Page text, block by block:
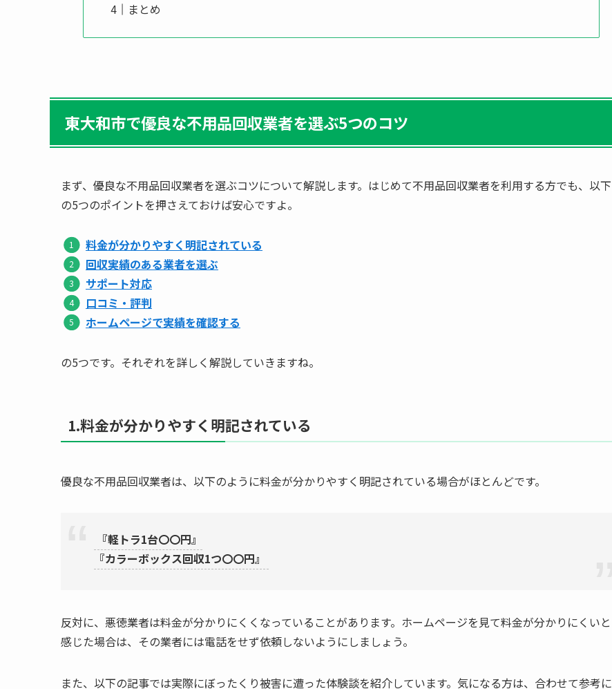
まとめ
東大和市で優良な不用品回収業者を選ぶ5つのコツ
まず、優良な不用品回収業者を選ぶコツについて解説します。はじめて不用品回収業者を利用する方でも、以下
の5つのポイントを押さえておけば安心ですよ。
料金が分かりやすく明記されている
回収実績のある業者を選ぶ
サポート対応
口コミ・評判
ホームページで実績を確認する
の5つです。それぞれを詳しく解説していきますね。
1.料金が分かりやすく明記されている
優良な不用品回収業者は、以下のように料金が分かりやすく明記されている場合がほとんどです。
『軽トラ1台〇〇円』
『カラーボックス回収1つ〇〇円』
反対に、悪徳業者は料金が分かりにくくなっていることがあります。ホームページを見て料金が分かりにくいと
感じた場合は、その業者には電話をせず依頼しないようにしましょう。
また、以下の記事では実際にぼったくり被害に遭った体験談を紹介しています。気になる方は、合わせて参考に